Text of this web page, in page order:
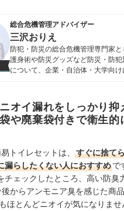
総合危機管理アドバイザー
三沢おりえ
防犯・防災の総合危機管理専門家と
護身術や防災グッズなど防災・防
について、企業・自治体・大学向
り、引退後に危機管理のアドバイ
防災対策を実技と知識両方で広め
る。
ニオイ漏れをしっかり
や廃棄袋付きで衛生的
トイレセットは、
すぐに捨て
漏らしたくない人におすすめで
チェックしたところ、高い防臭
からアンモニア臭を感じた商
ほとんどニオイが気になりませ